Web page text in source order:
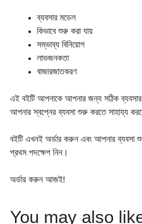
ব্যবসার মডেল
কিভাবে শুরু করা যায়
সম্ভাব্য বিনিয়োগ
লাভজনকতা
বাজারজাতকরণ
এই বইটি আপনাকে আপনার জন্য সঠিক ব্যবসার
আপনার স্বপ্নের ব্যবসা শুরু করতে সাহায্য
বইটি এখনই অর্ডার করুন এবং আপনার ব্যবসা
প্রথম পদক্ষেপ নিন।
অর্ডার করুন আজই!
You may also